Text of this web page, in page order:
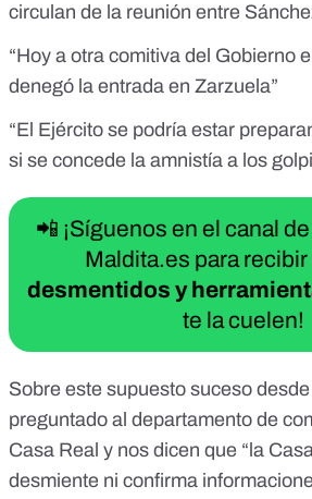
circulan de la reunión entre
“Hoy a otra comitiva del Gobierno
denegó la entrada en Zarzuela”
“El Ejército se podría estar
si se concede la amnistía a los
📲 ¡Síguenos en el canal
Maldita.es para
desmentidos y
te la cuelen!
Sobre este supuesto suceso desde
preguntado al departamento de
Casa Real y nos dicen que “la
desmiente ni confirma